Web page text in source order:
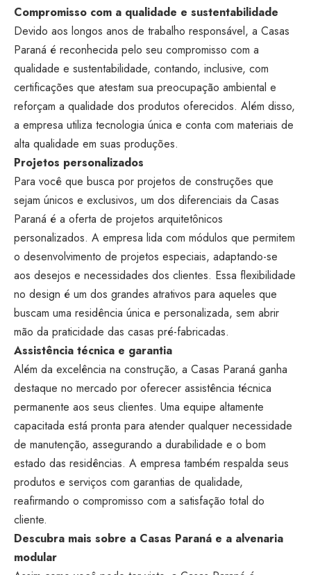
Compromisso com a qualidade e sustentabilidade
Devido aos longos anos de trabalho responsável, a Casas
Paraná é reconhecida pelo seu compromisso com a
qualidade e sustentabilidade, contando, inclusive, com
certificações que atestam sua preocupação ambiental e
reforçam a qualidade dos produtos oferecidos. Além disso,
a empresa utiliza tecnologia única e conta com materiais de
alta qualidade em suas produções.
Projetos personalizados
Para você que busca por projetos de construções que
sejam únicos e exclusivos, um dos diferenciais da Casas
Paraná é a oferta de projetos arquitetônicos
personalizados. A empresa lida com módulos que permitem
o desenvolvimento de projetos especiais, adaptando-se
aos desejos e necessidades dos clientes. Essa flexibilidade
no design é um dos grandes atrativos para aqueles que
buscam uma residência única e personalizada, sem abrir
mão da praticidade das casas pré-fabricadas.
Assistência técnica e garantia
Além da excelência na construção, a Casas Paraná ganha
destaque no mercado por oferecer assistência técnica
permanente aos seus clientes. Uma equipe altamente
capacitada está pronta para atender qualquer necessidade
de manutenção, assegurando a durabilidade e o bom
estado das residências. A empresa também respalda seus
produtos e serviços com garantias de qualidade,
reafirmando o compromisso com a satisfação total do
cliente.
Descubra mais sobre a Casas Paraná e a alvenaria
modular